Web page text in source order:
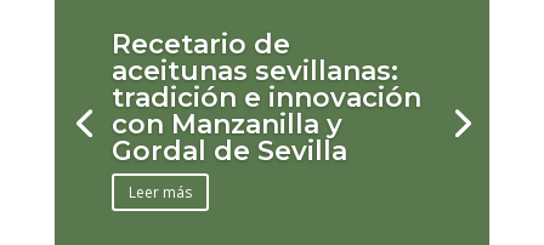
Recetario de
aceitunas sevillanas:
tradición e innovación
con Manzanilla y
Gordal de Sevilla
Leer más